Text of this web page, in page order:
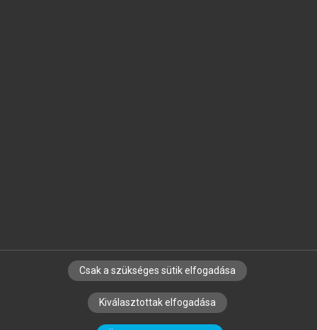
SZERZŐKNEK CÉGEKNEK KÖNYVTÁROSOKNAK
SZERKESZTÉSI ÉS LEKTORÁLÁSI ALAPELVEK
Csak a szükséges sütik elfogadása
Kiválasztottak elfogadása